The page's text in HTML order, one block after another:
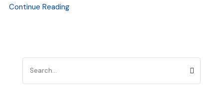
Continue Reading